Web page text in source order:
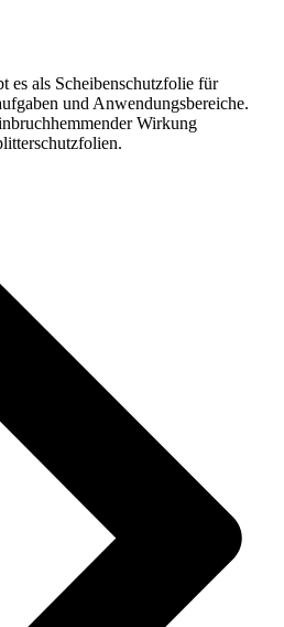
es als Scheibenschutzfolie für
und Anwendungsbereiche.
Wirkung